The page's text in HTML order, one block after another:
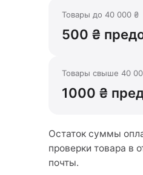
Товары до 40 000 ₴
500 ₴
Товары свыше 40
1000 ₴
Остаток суммы
проверки товара в
почты.